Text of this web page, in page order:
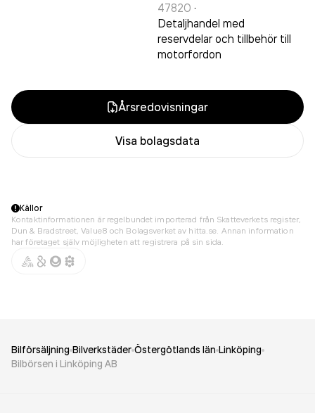
47820 ·
Detaljhandel med
reservdelar och tillbehör till
motorfordon
Årsredovisningar
Visa bolagsdata
Källor
Kontaktinformationen är regelbundet importerad från Skatteverkets register,
Dun & Bradstreet, Value8 och Bolagsverket av hitta.se. Annan information
har företaget själv möjligheten att registrera på sin sida.
Bilförsäljning Bilverkstäder Östergötlands län Linköping
Bilbörsen i Linköping AB